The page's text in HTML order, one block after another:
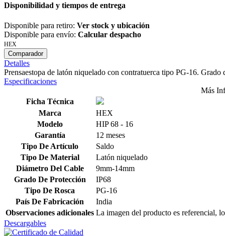
Disponibilidad y tiempos de entrega
Disponible para retiro: Ver stock y ubicación
Disponible para envío: Calcular despacho
HEX
Comparador
Detalles
Prensaestopa de latón niquelado con contratuerca tipo PG-16.
Especificaciones
Más
Ficha Técnica
Marca
HEX
Modelo
HIP 68 - 16
Garantía
12 meses
Tipo De Artículo
Saldo
Tipo De Material
Latón niquelado
Diámetro Del Cable
9mm-14mm
Grado De Protección
IP68
Tipo De Rosca
PG-16
País De Fabricación
India
Observaciones adicionales La imagen del producto es referencial,
Descargables